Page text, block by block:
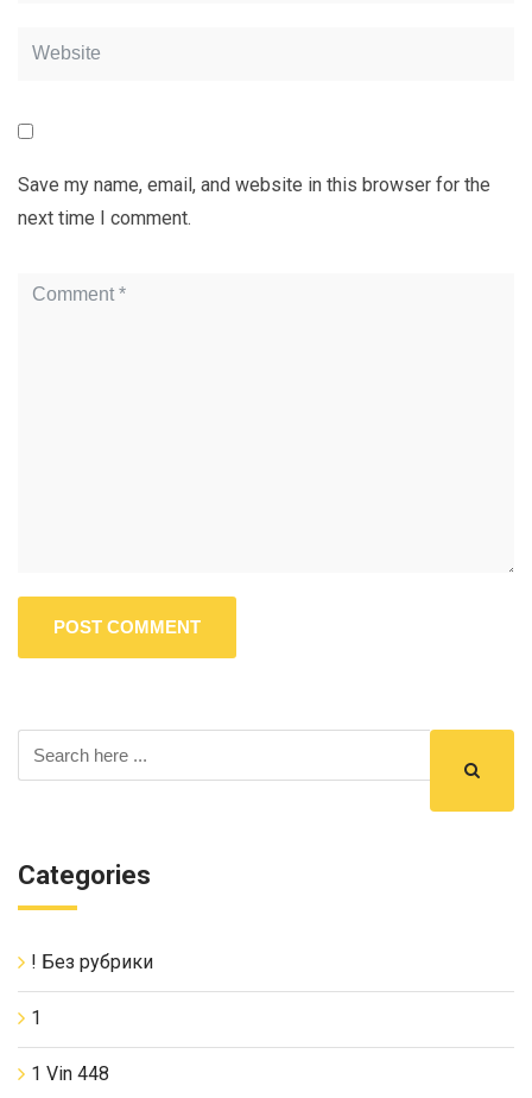
Save my name, email, and website in this browser for the
next time I comment.
Categories
! Без рубрики
1
1 Vin 448